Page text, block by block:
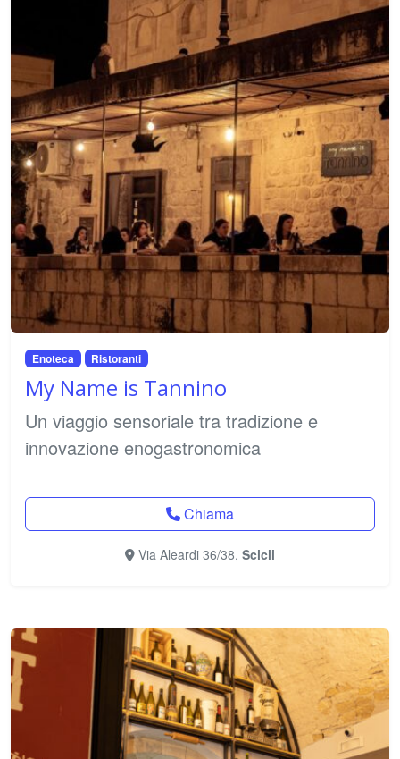
Enoteca Ristoranti
My Name is Tannino
Un viaggio sensoriale tra tradizione e
innovazione enogastronomica
Chiama
Via Aleardi 36/38, Scicli